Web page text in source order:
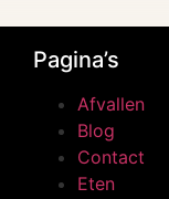
Pagina’s
Afvallen
Blog
Contact
Eten